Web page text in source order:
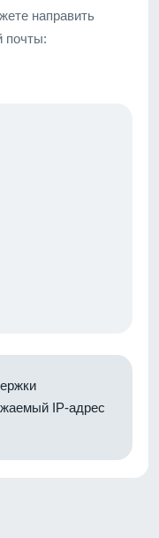
направить
почты:
IP-адрес